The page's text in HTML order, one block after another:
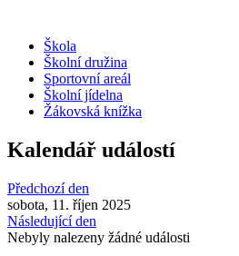
Škola
Školní družina
Sportovní areál
Školní jídelna
Žákovská knížka
Kalendář událostí
Předchozí den
sobota, 11. říjen 2025
Následující den
Nebyly nalezeny žádné události